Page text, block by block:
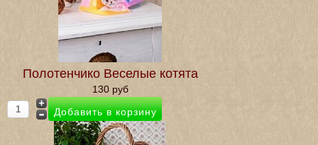
Полотенчико Веселые котята
130 руб